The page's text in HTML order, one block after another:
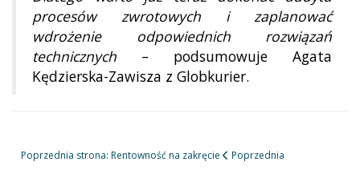
procesów zwrotowych i zaplanować
wdrożenie odpowiednich rozwiązań
technicznych – podsumowuje Agata
Kędzierska-Zawisza z Globkurier.
Poprzednia strona: Rentowność na zakręcie
Poprzednia